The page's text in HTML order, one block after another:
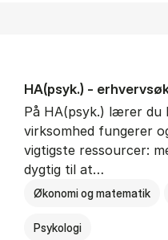
HA(psyk.) -
På HA(psyk.) lærer du
virksomhed fungerer
vigtigste ressourcer:
dygtig til at…
Økonomi og matematik
Psykologi